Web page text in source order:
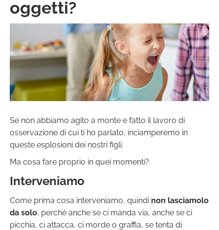
oggetti?
Se non abbiamo agito a monte e fatto il lavoro di
osservazione di cui ti ho parlato, inciamperemo in
queste esplosioni dei nostri figli.
Ma cosa fare proprio in quei momenti?
Interveniamo
Come prima cosa interveniamo, quindi non lasciamolo
da solo, perché anche se ci manda via, anche se ci
picchia, ci attacca, ci morde o graffia, se tenta di